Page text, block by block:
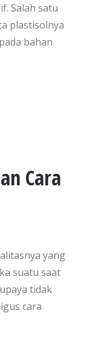
Salah satu
plastisolnya
bahan
Cara
yang
suatu saat
tidak
cara